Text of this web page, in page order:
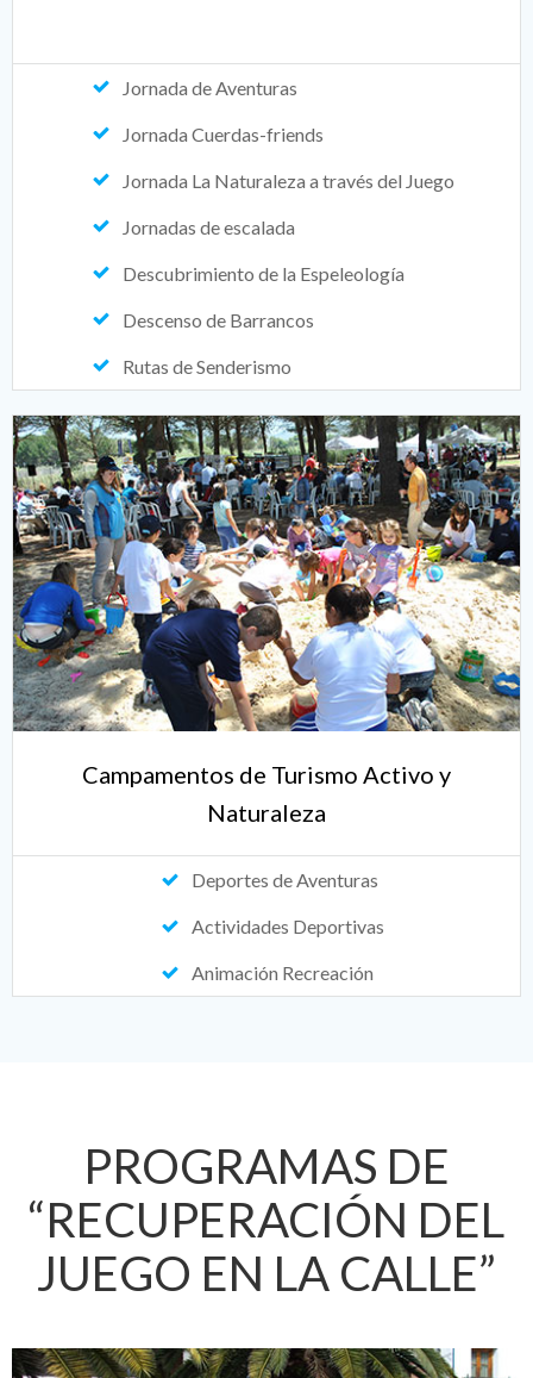
Jornada de Aventuras
Jornada Cuerdas-friends
Jornada La Naturaleza a través del Juego
Jornadas de escalada
Descubrimiento de la Espeleología
Descenso de Barrancos
Rutas de Senderismo
Campamentos de Turismo Activo y
Naturaleza
Deportes de Aventuras
Actividades Deportivas
Animación Recreación
PROGRAMAS DE
“RECUPERACIÓN DEL
JUEGO EN LA CALLE”